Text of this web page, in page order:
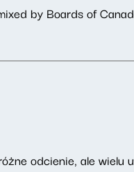
by Boards of
odcienie, ale wielu